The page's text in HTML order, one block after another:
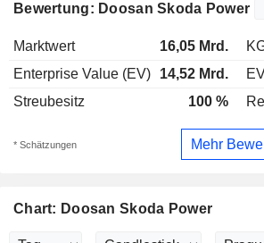
Bewertung: Doosan Skoda Power
Marktwert 16,05 Mrd.
Enterprise Value (EV)
14,52 Mrd.
Streubesitz
100 %
* Schätzungen Mehr
Chart: Doosan Skoda Power